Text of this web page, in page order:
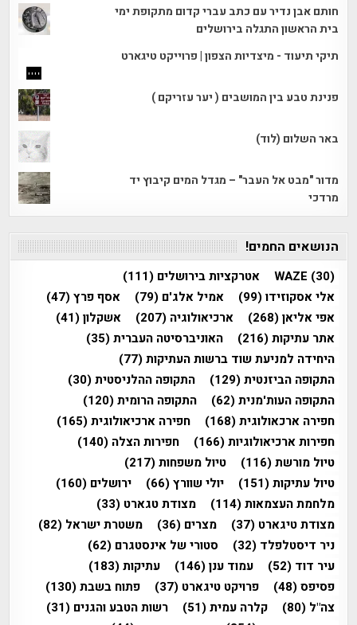
חותם אבן נדיר עם כתב עברי קדום מתקופת ימי
בית הראשון התגלה בירושלים
תיקי תיעוד - מיצדיות הצפון | פרוייקט טיגארט
פנינת טבע בין המושבים ( יער עזריקם )
באר השלום (לוד)
מדור "מבט אל העבר" – מגדל המים קיבוץ יד
מרדכי
הנושאים החמים!
WAZE (30) אטרקציות בירושלים (111)
אלי אסקוזידו(99) אמיל אלג'ם (79) אסף פרץ(47)
אפי אליאן(268) ארכיאולוגיה (207) אשקלון(41)
אתר עתיקות(216) האוניברסיטה העברית(35)
היחידה למניעת שוד ברשות העתיקות(77)
התקופה הביזנטית(129) התקופה ההלניסטית(30)
התקופה העות'מנית(62) התקופה הרומית(120)
חפירה ארכאולוגית(168) חפירה ארכיאולוגית(165)
חפירות ארכיאולוגיות(166) חפירות הצלה (140)
טיול מורשת(116) טיול משפחות(217)
טיול עתיקות(151) יולי שוורץ(66) ירושלים (160)
מלחמת העצמאות(114) מצודת טגארט (33)
מצודת טיגארט (37) מצרים (36) משטרת ישראל (82)
ניר דיסטלפלד (32) סטורי של אינסטגרם (62)
עיר דוד (52) עמוד ענן(146) עתיקות(183)
פסיפס(48) פרויקט טיגארט (37) פתוח בשבת(130)
צה"ל (80) קלרה עמית(51) רשות הטבע והגנים (31)